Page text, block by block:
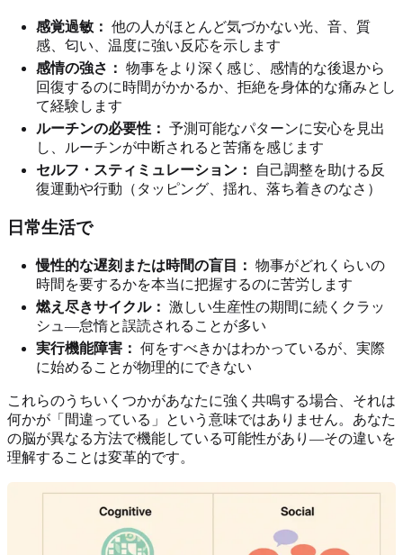
感覚過敏： 他の人がほとんど気づかない光、音、質
感、匂い、温度に強い反応を示します
感情の強さ： 物事をより深く感じ、感情的な後退から
回復するのに時間がかかるか、拒絶を身体的な痛みとし
て経験します
ルーチンの必要性： 予測可能なパターンに安心を見出
し、ルーチンが中断されると苦痛を感じます
セルフ・スティミュレーション：
自己調整を助ける反
復運動や行動（タッピング、揺れ、落ち着きのなさ）
日常生活で
慢性的な遅刻または時間の盲目： 物事がどれくらいの
時間を要するかを本当に把握するのに苦労します
燃え尽きサイクル： 激しい生産性の期間に続くクラッ
シュ—怠惰と誤読されることが多い
実行機能障害： 何をすべきかはわかっているが、実際
に始めることが物理的にできない
これらのうちいくつかがあなたに強く共鳴する場合、それは
何かが「間違っている」という意味ではありません。あなた
の脳が異なる方法で機能している可能性があり—その違いを
理解することは変革的です。